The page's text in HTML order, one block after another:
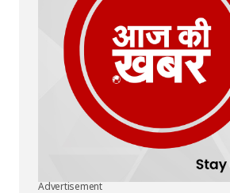
Advertisement